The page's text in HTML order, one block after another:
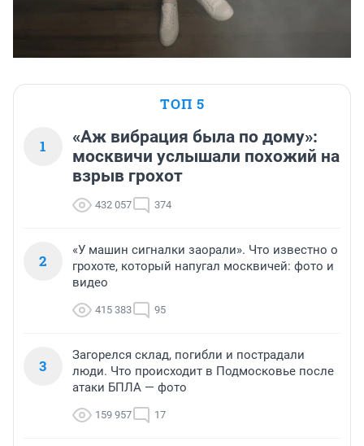
ТОП 5
1
«Аж вибрация была по дому»:
москвичи услышали похожий на
взрыв грохот
432 057 374
2
«У машин сигналки заорали». Что известно о
грохоте, который напугал москвичей: фото и
видео
415 383 95
3
Загорелся склад, погибли и пострадали
люди. Что происходит в Подмосковье после
атаки БПЛА — фото
159 957 17